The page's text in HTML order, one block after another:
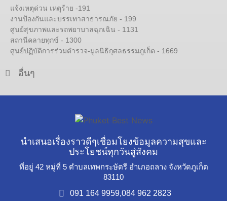
แจ้งเหตุด่วน เหตุร้าย -191
งานป้องกันและบรรเทาสาธารณภัย - 199
ศูนย์สุขภาพและรถพยาบาลฉุกเฉิน - 1131
สถานีคลายทุกข์ - 1300
ศูนย์ปฏิบัติการร่วมตำรวจ-มูลนิธิกุศลธรรมภูเก็ต - 1669
อื่นๆ
นำเสนอเรื่องราวดีๆเชื่อมโยงข้อมูลความสุขและ
ประโยชน์ทุกวันสู่สังคม
ที่อยู่ 42 หมู่ที่ 5 ตำบลเทพกระษัตรี อำเภอถลาง จังหวัดภูเก็ต
83110
091 164 9959,084 962 2823